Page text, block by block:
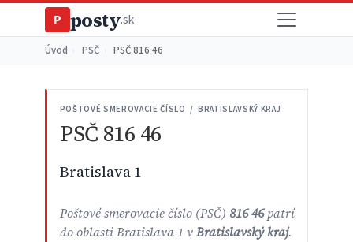
P posty.sk
Úvod PSČ PSČ 816 46
POŠTOVÉ SMEROVACIE ČÍSLO / BRATISLAVSKÝ KRAJ
PSČ 816 46
Bratislava 1
Poštové smerovacie číslo (PSČ) 816 46patrí
do oblasti Bratislava 1 vBratislavský kraj.